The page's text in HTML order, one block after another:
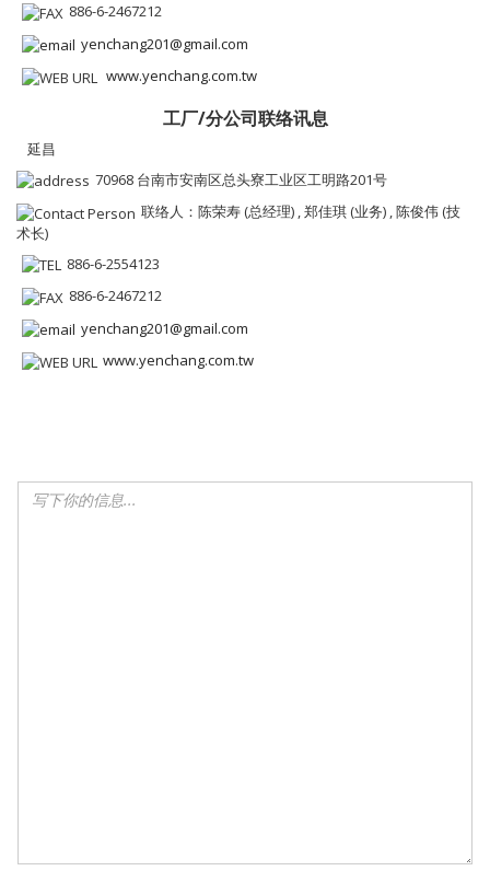
886-6-2467212
yenchang201@gmail.com
www.yenchang.com.tw
工厂/分公司联络讯息
延昌
70968 台南市安南区总头寮工业区工明路201号
联络人：陈荣寿 (总经理) , 郑佳琪 (业务) , 陈俊伟 (技
术长)
886-6-2554123
886-6-2467212
yenchang201@gmail.com
www.yenchang.com.tw